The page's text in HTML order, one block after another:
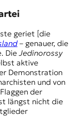
geriet [die
– genauer, die
Die Jedinorossy
aktive
Demonstration
und von
der
längst nicht die